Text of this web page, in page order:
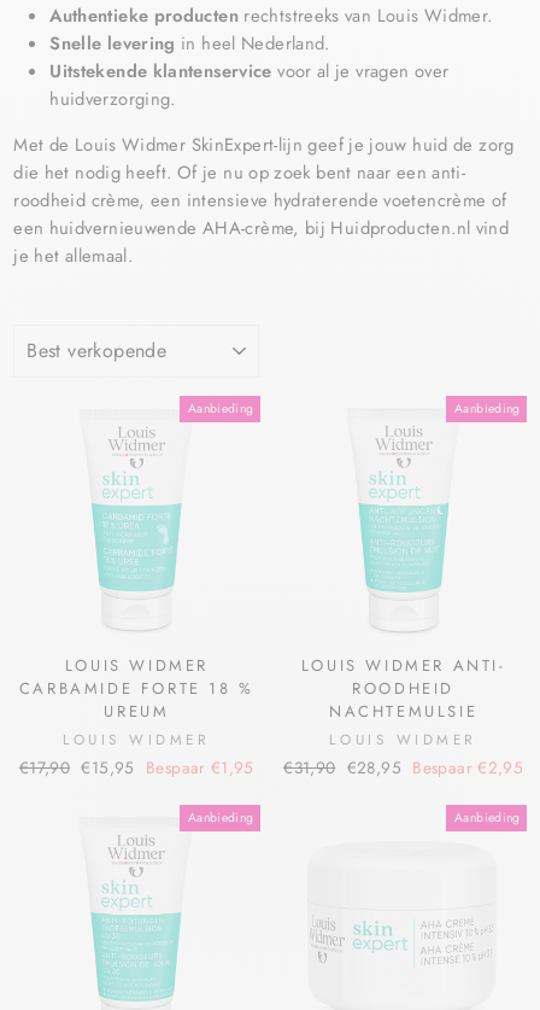
Authentieke productenrechtstreeks van Louis Widmer.
Snelle levering in heel Nederland.
Uitstekende klantenservice voor al je vragen over
huidverzorging.
Met de Louis Widmer SkinExpert-lijn geef je jouw huid de zorg
die het nodig heeft. Of je nu op zoek bent naar een anti-
roodheid crème, een intensieve hydraterende voetencrème of
een huidvernieuwende AHA-crème, bij Huidproducten.nl vind
je het allemaal.
Aanbieding
LOUIS WIDMER
CARBAMIDE FORTE 18 %
UREUM
LOUIS WIDMER
€17,90 €15,95 Bespaar €1,95
Aanbieding
LOUIS WIDMER ANTI-
ROODHEID
NACHTEMULSIE
LOUIS WIDMER
€31,90 €28,95 Bespaar €2,95
Aanbieding Aanbieding